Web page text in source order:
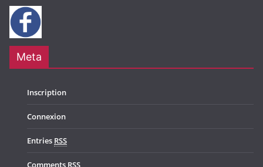
Meta
Inscription
Connexion
Entries RSS
Comments RSS